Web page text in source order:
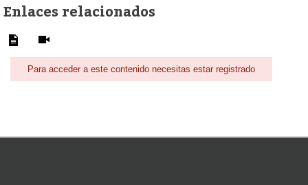
Enlaces relacionados
Para acceder a este contenido necesitas estar registrado